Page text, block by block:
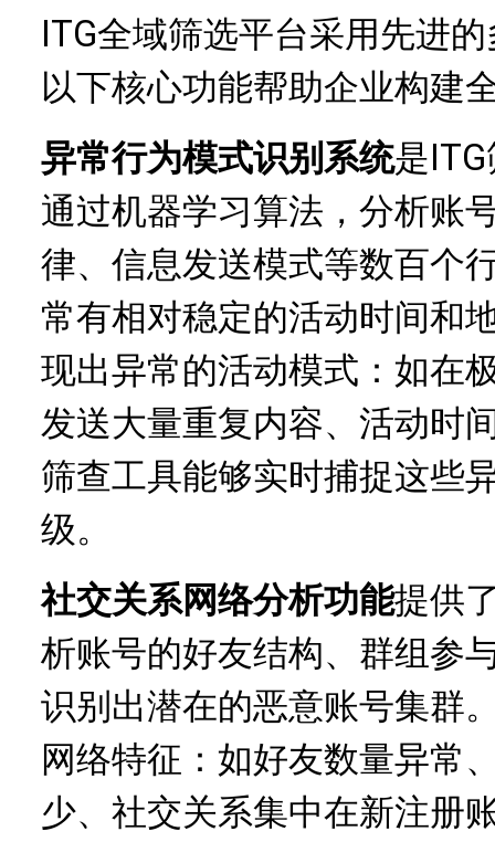
ITG全域筛选平台采用先进
以下核心功能帮助企业构建
异常行为模式识别系统是
通过机器学习算法，分析账
律、信息发送模式等数百个
常有相对稳定的活动时间和
现出异常的活动模式：如在
发送大量重复内容、活动时
筛查工具能够实时捕捉这些
级。
社交关系网络分析功能提供
析账号的好友结构、群组参
识别出潜在的恶意账号集群
网络特征：如好友数量异常
少、社交关系集中在新注册